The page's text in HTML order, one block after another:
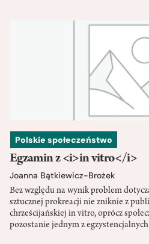
Polskie społeczeństwo
Egzamin z <i>in vitro</i>
Joanna Bątkiewicz-Brożek
Bez względu na wynik problem
sztucznej prokreacji nie zniknie z
chrześcijańskiej in vitro, oprócz
pozostanie jednym z